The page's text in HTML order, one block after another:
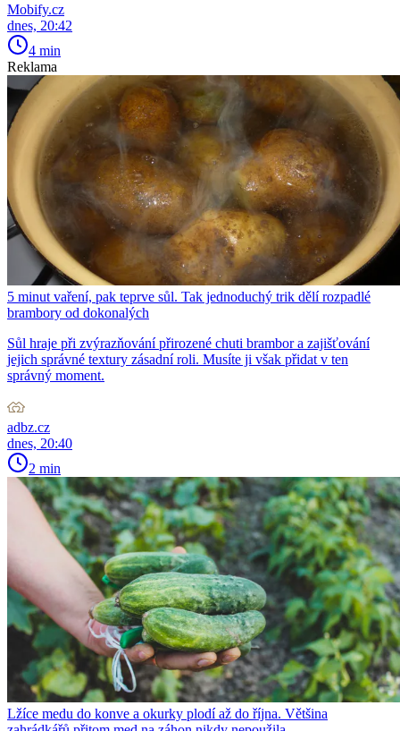
Mobify.cz
dnes, 20:42
4 min
Reklama
5 minut vaření, pak teprve sůl. Tak jednoduchý trik dělí rozpadlé
brambory od dokonalých
Sůl hraje při zvýrazňování přirozené chuti brambor a zajišťování
jejich správné textury zásadní roli. Musíte ji však přidat v ten
správný moment.
adbz.cz
dnes, 20:40
2 min
Lžíce medu do konve a okurky plodí až do října. Většina